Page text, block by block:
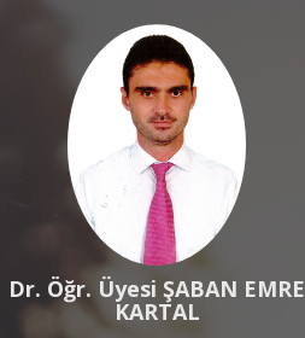
Dr. Öğr. Üyesi ŞABAN EMRE
KARTAL